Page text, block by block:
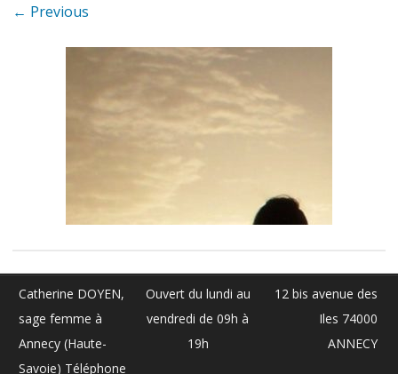
← Previous
Catherine DOYEN,
sage femme à
Annecy (Haute-
Savoie) Téléphone
Ouvert du lundi au
vendredi de 09h à
19h
12 bis avenue des
Iles 74000
ANNECY